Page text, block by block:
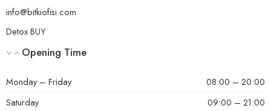
Helpful? 0 0
5
info@bitkiofisi.com
Detox BUY
Opening Time
Monday – Friday
08:00 – 20:00
Saturday
09:00 – 21:00